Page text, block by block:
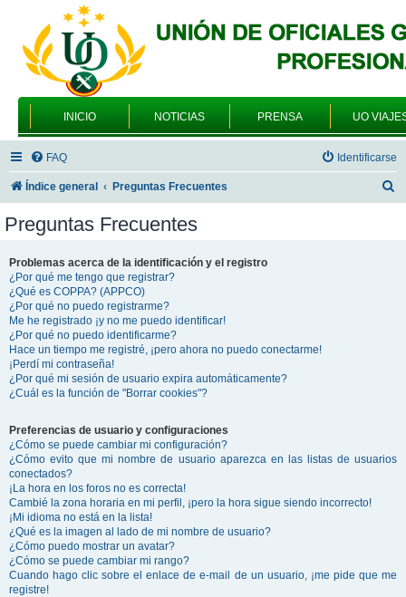
INICIO NOTICIAS PRENSA UO
FAQ Identificarse
Índice general Preguntas Frecuentes
Preguntas Frecuentes
Problemas acerca de la identificación y el registro
¿Por qué me tengo que registrar?
¿Qué es COPPA? (APPCO)
¿Por qué no puedo registrarme?
Me he registrado ¡y no me puedo identificar!
¿Por qué no puedo identificarme?
Hace un tiempo me registré, ¡pero ahora no puedo conectarme!
¡Perdí mi contraseña!
¿Por qué mi sesión de usuario expira automáticamente?
¿Cuál es la función de "Borrar cookies"?
Preferencias de usuario y configuraciones
¿Cómo se puede cambiar mi configuración?
¿Cómo evito que mi nombre de usuario aparezca en las listas de usuarios
conectados?
¡La hora en los foros no es correcta!
Cambié la zona horaria en mi perfil, ¡pero la hora sigue siendo incorrecto!
¡Mi idioma no está en la lista!
¿Qué es la imagen al lado de mi nombre de usuario?
¿Cómo puedo mostrar un avatar?
¿Cómo se puede cambiar mi rango?
Cuando hago clic sobre el enlace de e-mail de un usuario, ¡me pide que me
registre!